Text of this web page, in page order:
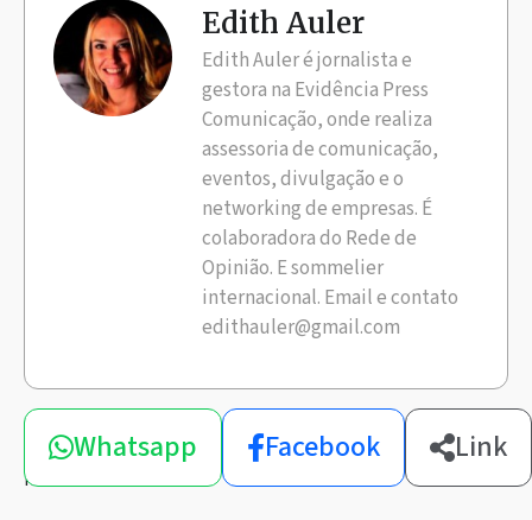
Edith Auler
Edith Auler é jornalista e
gestora na Evidência Press
Comunicação, onde realiza
assessoria de comunicação,
eventos, divulgação e o
networking de empresas. É
colaboradora do Rede de
Opinião. E sommelier
internacional. Email e contato
edithauler@gmail.com
Compartilhe
esta
notícia
Whatsapp Facebook Link